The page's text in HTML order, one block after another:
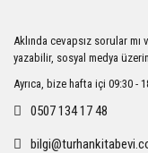
Ürün açıklamasında
Ürün bilgilerinde
Ürün fiyatı diğer
Aklında cevapsız sorular
yazabilir, sosyal medya
Ayrıca, bize hafta içi 09:30 -
0507 134 17 48